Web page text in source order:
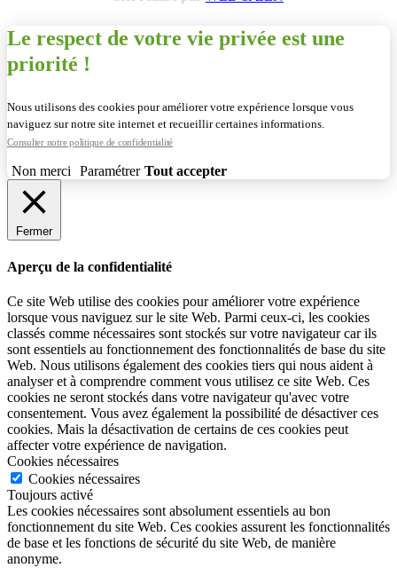
Le respect de votre vie privée est une
priorité !
Nous utilisons des cookies pour améliorer votre expérience lorsque vous
naviguez sur notre site internet et recueillir certaines informations.
Consulter notre politique de confidentialité
Non merci Paramétrer Tout accepter
Fermer
Aperçu de la confidentialité
Ce site Web utilise des cookies pour améliorer votre expérience
lorsque vous naviguez sur le site Web. Parmi ceux-ci, les cookies
classés comme nécessaires sont stockés sur votre navigateur car ils
sont essentiels au fonctionnement des fonctionnalités de base du site
Web. Nous utilisons également des cookies tiers qui nous aident à
analyser et à comprendre comment vous utilisez ce site Web. Ces
cookies ne seront stockés dans votre navigateur qu'avec votre
consentement. Vous avez également la possibilité de désactiver ces
cookies. Mais la désactivation de certains de ces cookies peut
affecter votre expérience de navigation.
Cookies nécessaires
Cookies nécessaires
Toujours activé
Les cookies nécessaires sont absolument essentiels au bon
fonctionnement du site Web. Ces cookies assurent les fonctionnalités
de base et les fonctions de sécurité du site Web, de manière
anonyme.